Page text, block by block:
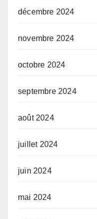
décembre 2024
novembre 2024
octobre 2024
septembre 2024
août 2024
juillet 2024
juin 2024
mai 2024